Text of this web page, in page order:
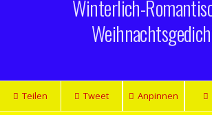
Winterlich-
Teilen Tweet Anpinnen